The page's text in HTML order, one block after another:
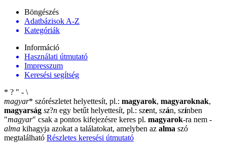
Böngészés
Adatbázisok A-Z
Kategóriák
Információ
Használati útmutató
Impresszum
Keresési segítség
* ? " - \
magyar* szórészletet helyettesít, pl.: magyarok, magyaroknak,
magyarság sz?n egy betűt helyettesít, pl.: szent, szán, színben
"magyar" csak a pontos kifejezésre keres pl. magyarok-ra nem -
alma kihagyja azokat a találatokat, amelyben az alma szó
megtalálható Részletes keresési útmutató